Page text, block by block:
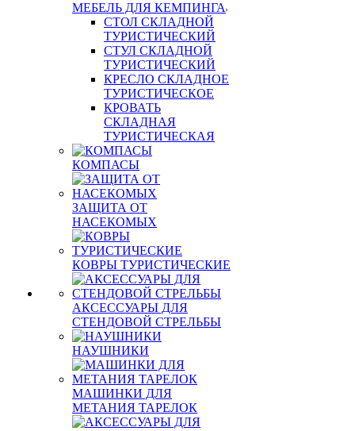
МЕБЕЛЬ ДЛЯ КЕМПИНГА
СТОЛ СКЛАДНОЙ
ТУРИСТИЧЕСКИЙ
СТУЛ СКЛАДНОЙ
ТУРИСТИЧЕСКИЙ
КРЕСЛО СКЛАДНОЕ
ТУРИСТИЧЕСКОЕ
КРОВАТЬ
СКЛАДНАЯ
ТУРИСТИЧЕСКАЯ
КОМПАСЫ
ЗАЩИТА ОТ
НАСЕКОМЫХ
КОВРЫ ТУРИСТИЧЕСКИЕ
АКСЕССУАРЫ ДЛЯ
СТЕНДОВОЙ СТРЕЛЬБЫ
НАУШНИКИ
МАШИНКИ ДЛЯ
МЕТАНИЯ ТАРЕЛОК